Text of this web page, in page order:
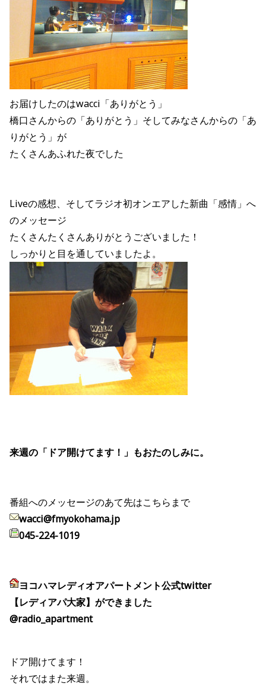
お届けしたのはwacci「ありがとう」
橋口さんからの「ありがとう」そしてみなさんからの「あ
りがとう」が
たくさんあふれた夜でした
Liveの感想、そしてラジオ初オンエアした新曲「感情」へ
のメッセージ
たくさんたくさんありがとうございました！
しっかりと目を通していましたよ。
来週の「ドア開けてます！」もおたのしみに。
番組へのメッセージのあて先はこちらまで
wacci@fmyokohama.jp
045-224-1019
ヨコハマレディオアパートメント公式twitter
【レディアパ大家】ができました
@radio_apartment
ドア開けてます！
それではまた来週。